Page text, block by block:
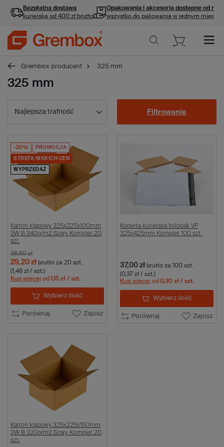
Bezpłatna dostawa
kurierska od 400 zł brutto
Opakowania i akcesoria dostępne od ręki
wszystko do pakowania w jednym miejscu
Grembox producent 325 mm
325 mm
Najlepsza trafność Filtrowanie
-20% PROMOCJA
STREFA NISKICH CEN
WYPRZEDAŻ
Karton klapowy 325x225x100mm
3W B 340g/m2 Szary Komplet 20
szt.
36,60 zł
29,20 zł brutto za 20 szt.
(1,46 zł / szt.)
Kup więcej od 1,15 zł / szt.
Porównaj Zapisz
Wybierz ilość
Koperta kurierska foliopak VP
325x425mm Komplet 100 szt.
37,00 zł brutto za 100 szt.
(0,37 zł / szt.)
Kup więcej od 0,30 zł / szt.
Porównaj Zapisz
Wybierz ilość
Karton klapowy 325x225x150mm
3W B 320g/m2 Szary Komplet 20
szt.